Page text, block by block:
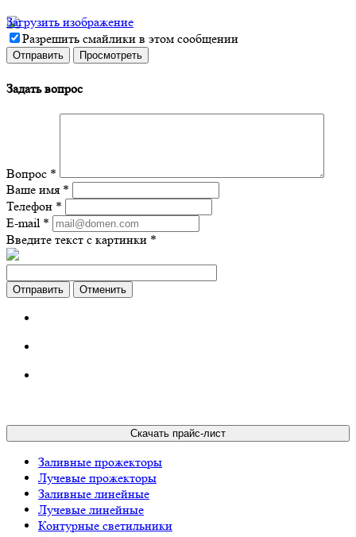
Загрузить изображение
Разрешить смайлики в этом сообщении
Задать вопрос
Вопрос *
Ваше имя *
Телефон *
E-mail *
Введите текст с картинки *
Отменить
Скачать прайс-лист
Заливные прожекторы
Лучевые прожекторы
Заливные линейные
Лучевые линейные
Контурные светильники